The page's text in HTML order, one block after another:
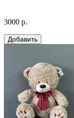
3000 р.